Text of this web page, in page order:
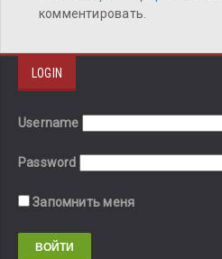
комментировать.
LOGIN
Username
Password
Запомнить меня